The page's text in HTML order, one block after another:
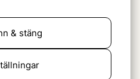
& stäng